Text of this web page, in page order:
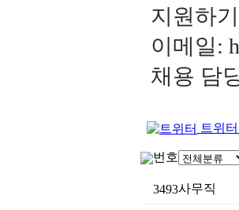
지원하
이메일:
채용 담
트위터
번호
3493사무직